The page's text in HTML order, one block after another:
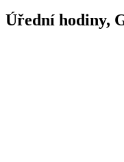
Úřední hodiny,